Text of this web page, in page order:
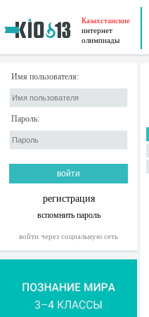
Казахстанские
интернет
олимпиады
Имя пользователя:
Пароль:
регистрация
вспомнить пароль
войти через социальную сеть